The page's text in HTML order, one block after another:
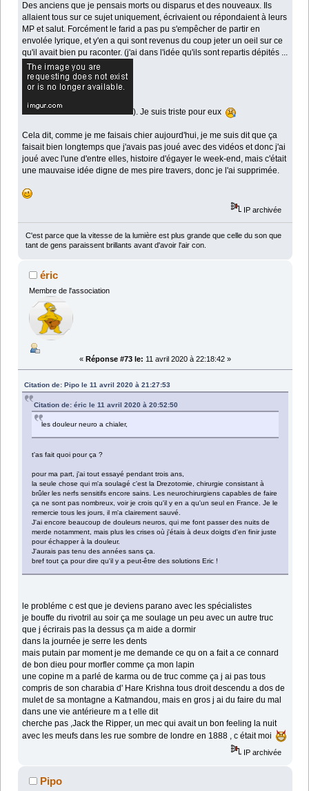
Des anciens que je pensais morts ou disparus et des nouveaux. Ils
allaient tous sur ce sujet uniquement, écrivaient ou répondaient à leurs
MP et salut. Forcément le farid a pas pu s'empêcher de partir en
envolée lyrique, et y'en a qui sont revenus du coup jeter un oeil sur ce
qu'il avait bien pu raconter. (j'ai dans l'idée qu'ils sont repartis dépités ...
). Je suis triste pour eux
Cela dit, comme je me faisais chier aujourd'hui, je me suis dit que ça
faisait bien longtemps que j'avais pas joué avec des vidéos et donc j'ai
joué avec l'une d'entre elles, histoire d'égayer le week-end, mais c'était
une mauvaise idée digne de mes pire travers, donc je l'ai supprimée.
IP archivée
C'est parce que la vitesse de la lumière est plus grande que celle du son que
tant de gens paraissent brillants avant d'avoir l'air con.
éric
Membre de l'association
« Réponse #73 le: 11 avril 2020 à 22:18:42 »
Citation de: Pipo le 11 avril 2020 à 21:27:53
Citation de: éric le 11 avril 2020 à 20:52:50
les douleur neuro a chialer,
t'as fait quoi pour ça ?
pour ma part, j'ai tout essayé pendant trois ans,
la seule chose qui m'a soulagé c'est la Drezotomie, chirurgie consistant à
brûler les nerfs sensitifs encore sains. Les neurochirurgiens capables de faire
ça ne sont pas nombreux, voir je crois qu'il y en a qu'un seul en France. Je le
remercie tous les jours, il m'a clairement sauvé.
J'ai encore beaucoup de douleurs neuros, qui me font passer des nuits de
merde notamment, mais plus les crises où j'étais à deux doigts d'en finir juste
pour échapper à la douleur.
J'aurais pas tenu des années sans ça.
bref tout ça pour dire qu'il y a peut-être des solutions Eric !
le probléme c est que je deviens parano avec les spécialistes
je bouffe du rivotril au soir ça me soulage un peu avec un autre truc
que j écrirais pas la dessus ça m aide a dormir
dans la journée je serre les dents
mais putain par moment je me demande ce qu on a fait a ce connard
de bon dieu pour morfler comme ça mon lapin
une copine m a parlé de karma ou de truc comme ça j ai pas tous
compris de son charabia d' Hare Krishna tous droit descendu a dos de
mulet de sa montagne a Katmandou, mais en gros j ai du faire du mal
dans une vie antérieure m a t elle dit
cherche pas ,Jack the Ripper, un mec qui avait un bon feeling la nuit
avec les meufs dans les rue sombre de londre en 1888 , c était moi
IP archivée
Pipo